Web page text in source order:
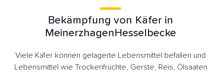
Bekämpfung von Käfer in
MeinerzhagenHesselbecke
Viele Käfer können gelagerte Lebensmittel befallen und
Lebensmittel wie Trockenfrüchte, Gerste, Reis, Ölsaaten